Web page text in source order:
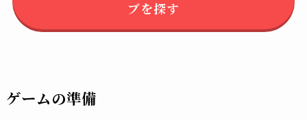
ブを探す
ゲームの準備